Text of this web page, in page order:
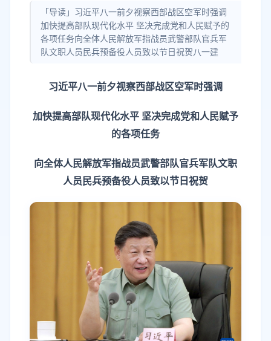
「导读」习近平八一前夕视察西部战区空军时强调
加快提高部队现代化水平 坚决完成党和人民赋予的
各项任务向全体人民解放军指战员武警部队官兵军
队文职人员民兵预备役人员致以节日祝贺八一建
习近平八一前夕视察西部战区空军时强调
加快提高部队现代化水平 坚决完成党和人民赋予
的各项任务
向全体人民解放军指战员武警部队官兵军队文职
人员民兵预备役人员致以节日祝贺